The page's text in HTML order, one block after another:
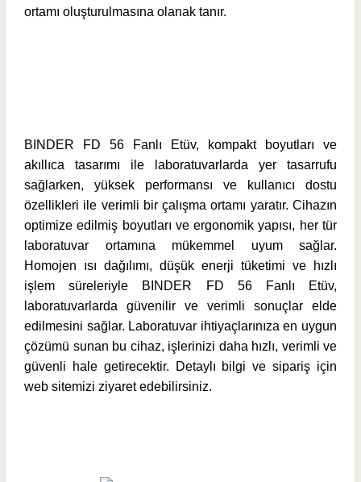
ortamı oluşturulmasına olanak tanır.
BINDER FD 56 Fanlı Etüv, kompakt boyutları ve
akıllıca tasarımı ile laboratuvarlarda yer tasarrufu
sağlarken, yüksek performansı ve kullanıcı dostu
özellikleri ile verimli bir çalışma ortamı yaratır. Cihazın
optimize edilmiş boyutları ve ergonomik yapısı, her tür
laboratuvar ortamına mükemmel uyum sağlar.
Homojen ısı dağılımı, düşük enerji tüketimi ve hızlı
işlem süreleriyle BINDER FD 56 Fanlı Etüv,
laboratuvarlarda güvenilir ve verimli sonuçlar elde
edilmesini sağlar. Laboratuvar ihtiyaçlarınıza en uygun
çözümü sunan bu cihaz, işlerinizi daha hızlı, verimli ve
güvenli hale getirecektir. Detaylı bilgi ve sipariş için
web sitemizi ziyaret edebilirsiniz.